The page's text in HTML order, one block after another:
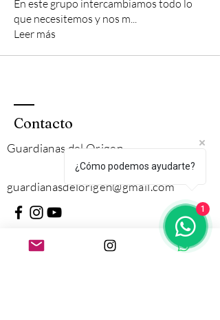
En este grupo intercambiamos todo lo
que necesitemos y nos m...
Leer más
Contacto
Guardianas del Origen
guardianasdelorigen@gmail.com
¿Cómo podemos ayudarte?
1